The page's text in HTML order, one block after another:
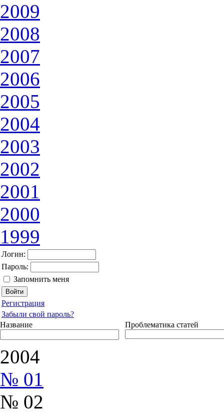
2009
2008
2007
2006
2005
2004
2003
2002
2001
2000
1999
Логин:
Пароль:
Запомнить меня
Регистрация
Забыли свой пароль?
Название
Проблематика статей
2004
№ 01
№ 02